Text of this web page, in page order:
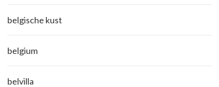
belgische kust
belgium
belvilla